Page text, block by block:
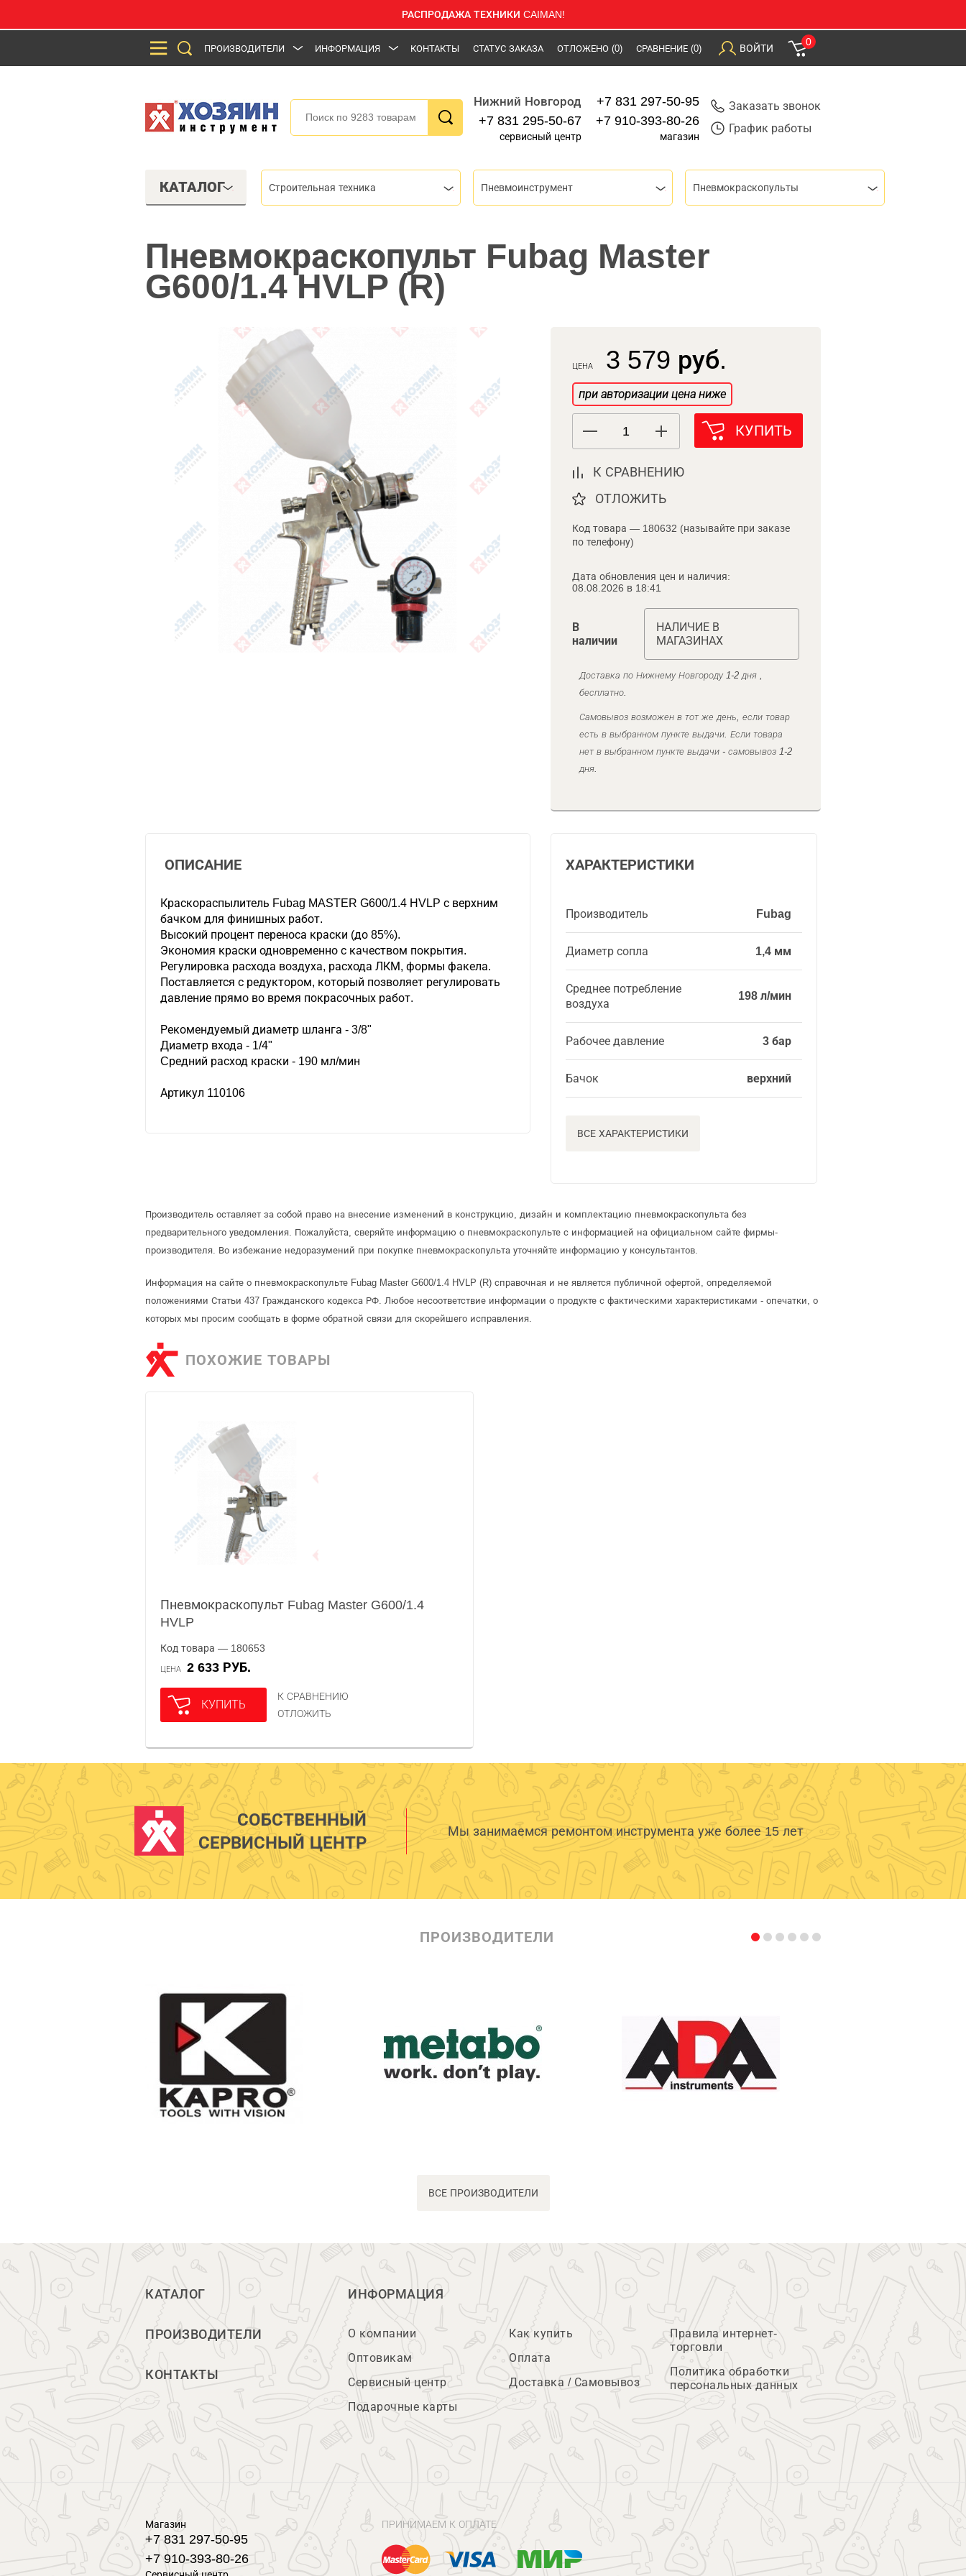
РАСПРОДАЖА ТЕХНИКИ CAIMAN!
ПРОИЗВОДИТЕЛИ ИНФОРМАЦИЯ КОНТАКТЫ СТАТУС ЗАКАЗА ОТЛОЖЕНО (0) СРАВНЕНИЕ (0) ВОЙТИ
0
Нижний Новгород
+7 831 295-50-67
сервисный центр
+7 831 297-50-95
+7 910-393-80-26
магазин
Заказать звонок
График работы
КАТАЛОГ Строительная техника Пневмоинструмент Пневмокраскопульты
Пневмокраскопульт Fubag Master
G600/1.4 HVLP (R)
ЦЕНА 3 579 руб.
при авторизации цена ниже
КУПИТЬ
К СРАВНЕНИЮ
ОТЛОЖИТЬ
Код товара — 180632 (называйте при заказе
по телефону)
Дата обновления цен и наличия:
08.08.2026 в 18:41
В
наличии
НАЛИЧИЕ В
МАГАЗИНАХ
Доставка по Нижнему Новгороду 1-2 дня ,
бесплатно.
Самовывоз возможен в тот же день, если товар
есть в выбранном пункте выдачи. Если товара
нет в выбранном пункте выдачи - самовывоз 1-2
дня.
ХАРАКТЕРИСТИКИ
Производитель Fubag
Диаметр сопла 1,4 мм
Среднее потребление
воздуха
198 л/мин
Рабочее давление 3 бар
Бачок верхний
ВСЕ ХАРАКТЕРИСТИКИ
ОПИСАНИЕ
Краскораспылитель Fubag MASTER G600/1.4 HVLP с верхним
бачком для финишных работ.
Высокий процент переноса краски (до 85%).
Экономия краски одновременно с качеством покрытия.
Регулировка расхода воздуха, расхода ЛКМ, формы факела.
Поставляется с редуктором, который позволяет регулировать
давление прямо во время покрасочных работ.
Рекомендуемый диаметр шланга - 3/8"
Диаметр входа - 1/4"
Cредний расход краски - 190 мл/мин
Артикул 110106
Производитель оставляет за собой право на внесение изменений в конструкцию, дизайн и комплектацию пневмокраскопульта без
предварительного уведомления. Пожалуйста, сверяйте информацию о пневмокраскопульте с информацией на официальном сайте фирмы-
производителя. Во избежание недоразумений при покупке пневмокраскопульта уточняйте информацию у консультантов.
Информация на сайте о пневмокраскопульте Fubag Master G600/1.4 HVLP (R) справочная и не является публичной офертой, определяемой
положениями Статьи 437 Гражданского кодекса РФ. Любое несоответствие информации о продукте с фактическими характеристиками - опечатки, о
которых мы просим сообщать в форме обратной связи для скорейшего исправления.
ПОХОЖИЕ ТОВАРЫ
Пневмокраскопульт Fubag Master G600/1.4
HVLP
Код товара — 180653
ЦЕНА 2 633 РУБ.
КУПИТЬ
К СРАВНЕНИЮ
ОТЛОЖИТЬ
СОБСТВЕННЫЙ
СЕРВИСНЫЙ ЦЕНТР
Мы занимаемся ремонтом инструмента уже более 15 лет
ПРОИЗВОДИТЕЛИ
ВСЕ ПРОИЗВОДИТЕЛИ
КАТАЛОГ
ПРОИЗВОДИТЕЛИ
КОНТАКТЫ
ИНФОРМАЦИЯ
О компании
Оптовикам
Сервисный центр
Подарочные карты
Как купить
Оплата
Доставка / Самовывоз
Правила интернет-
торговли
Политика обработки
персональных данных
Магазин
+7 831 297-50-95
+7 910-393-80-26
ПРИНИМАЕМ К ОПЛАТЕ